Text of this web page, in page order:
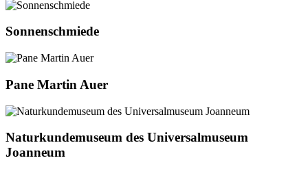
Sonnenschmiede
Pane Martin Auer
Naturkundemuseum des Universalmuseum
Joanneum